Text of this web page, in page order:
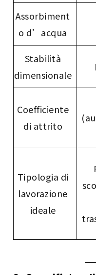
Assorbiment
o d’acqua
Stabilità
dimensionale
Coefficiente
di attrito
Tipologia di
lavorazione
ideale